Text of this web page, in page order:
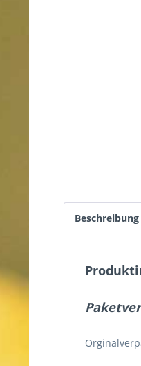
Beschreibung